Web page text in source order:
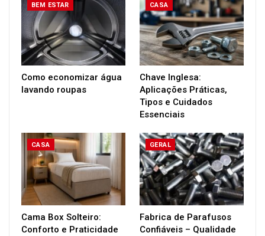
BEM ESTAR
Como economizar água
lavando roupas
CASA
Chave Inglesa:
Aplicações Práticas,
Tipos e Cuidados
Essenciais
CASA
Cama Box Solteiro:
Conforto e Praticidade
GERAL
Fabrica de Parafusos
Confiáveis – Qualidade